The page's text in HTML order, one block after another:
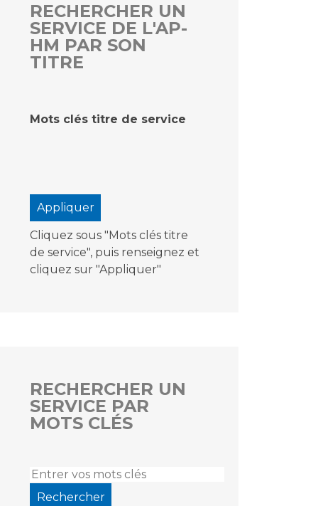
données
en santé à l’AP-HM
sans tabac
conclus
RECHERCHER UN
SERVICE DE L'AP-
HM PAR SON
TITRE
Mots clés titre de service
Cliquez sous "Mots clés titre
de service", puis renseignez et
cliquez sur "Appliquer"
RECHERCHER UN
SERVICE PAR
MOTS CLÉS